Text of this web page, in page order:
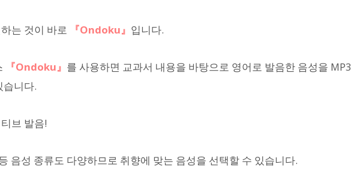
는 것이 바로 『Ondoku』 입니다.
『Ondoku』 를 사용하면 교과서 내용을 바탕으로 영어로 발음한 음성을 MP3
습니다.
브 발음!
음성 종류도 다양하므로 취향에 맞는 음성을 선택할 수 있습니다.